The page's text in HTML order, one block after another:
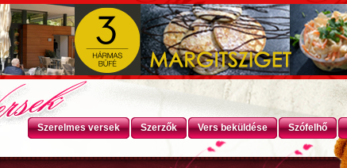
Szerelmes versek Szerzők Vers beküldése Szófelhő